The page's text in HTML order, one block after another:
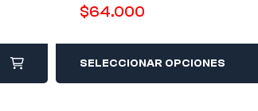
$64.000
SELECCIONAR OPCIONES